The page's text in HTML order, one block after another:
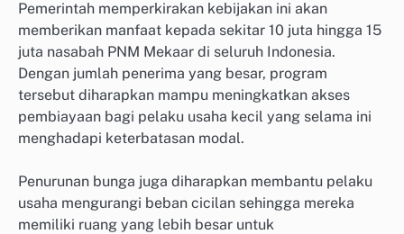
Pemerintah memperkirakan kebijakan ini akan
memberikan manfaat kepada sekitar 10 juta hingga 15
juta nasabah PNM Mekaar di seluruh Indonesia.
Dengan jumlah penerima yang besar, program
tersebut diharapkan mampu meningkatkan akses
pembiayaan bagi pelaku usaha kecil yang selama ini
menghadapi keterbatasan modal.
Penurunan bunga juga diharapkan membantu pelaku
usaha mengurangi beban cicilan sehingga mereka
memiliki ruang yang lebih besar untuk